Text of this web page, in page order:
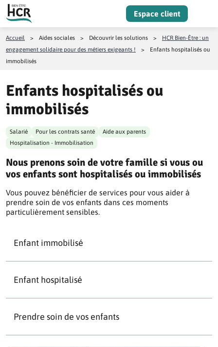
Aller au contenu
Espace client
Accueil > Aides sociales > Découvrir les solutions >
HCR Bien-Être : un
engagement solidaire pour des métiers exigeants !
>
Enfants hospitalisés ou
immobilisés
Enfants hospitalisés ou
immobilisés
Salarié Pour les contrats santé
Aide aux parents
Hospitalisation - Immobilisation
Nous prenons soin de votre famille si vous ou
vos enfants sont hospitalisés ou immobilisés
Vous pouvez bénéficier de services pour vous aider à
prendre soin de vos enfants dans ces moments
particulièrement sensibles.
Enfant immobilisé
Enfant hospitalisé
Prendre soin de vos enfants